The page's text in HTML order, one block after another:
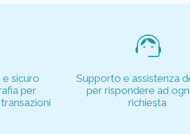
sicuro
per
support_agent
Supporto e assistenza
per rispondere ad
richiesta